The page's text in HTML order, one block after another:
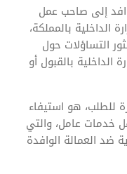
إلى صاحب عمل
بالمملكة،
التساؤلات حول
الداخلية بالقبول أو
للطلب، هو استيفاء
خدمات عامل، والتي
ضد العمالة الوافدة